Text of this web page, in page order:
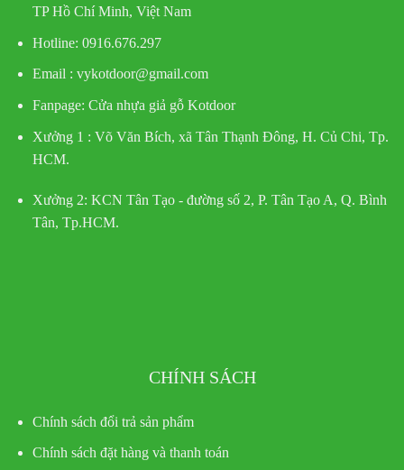
TP Hồ Chí Minh, Việt Nam
Hotline: 0916.676.297
Email : vykotdoor@gmail.com
Fanpage: Cửa nhựa giả gỗ Kotdoor
Xưởng 1 : Võ Văn Bích, xã Tân Thạnh Đông, H. Củ Chi, Tp.
HCM.
Xưởng 2: KCN Tân Tạo - đường số 2, P. Tân Tạo A, Q. Bình
Tân, Tp.HCM.
CHÍNH SÁCH
Chính sách đổi trả sản phẩm
Chính sách đặt hàng và thanh toán